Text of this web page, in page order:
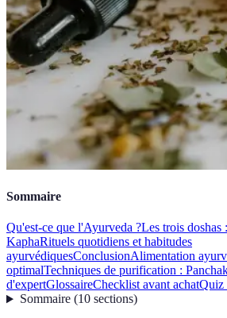
Sommaire
Qu'est-ce que l'Ayurveda ?Les trois doshas
KaphaRituels quotidiens et habitudes
ayurvédiquesConclusionAlimentation
optimalTechniques de purification :
d'expertGlossaireChecklist avant achatQuiz
Sommaire(10 sections)